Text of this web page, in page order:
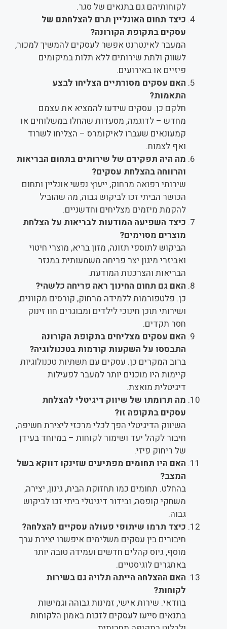
לקוחותיהם גם בתנאים של סגר.
כיצד תחום האונליין תרם להצלחתם של
עסקים בתקופת הקורונה?
המעבר לאינטרנט אפשר לעסקים להמשיך למכור,
לשווק ולתת שירותים ללא תלות במיקומים
פיזיים או באירועים.
האם עסקים מסורתיים הצליחו לבצע
התאמות?
חלקם כן. עסקים שידעו להמציא את עצמם
מחדש – לדוגמה, מסעדות שהחלו במשלוחים או
קמעונאים שעברו לאיקומרס – הצליחו לשרוד
ואף לצמוח.
מה היה תפקידם של שירותים בתחום הבריאות
והרווחה בהצלחת עסקים?
שירותי רפואה מרחוק, ייעוץ נפשי אונליין ותחום
הכושר הביתי זכו לביקוש גבוה, מה שהוביל
להקמת מיזמים מצליחים וחדשניים.
כיצד השפיעה המודעות לבריאות על הצלחת
מוצרים מסוימים?
הביקוש לתוספי תזונה, מזון בריא, מוצרי חיטוי
ואביזרי מיגון יצר פריחה משמעותית במגזר
הבריאות והצרכנות המודעת.
האם גם תחום החינוך ראה פריחה כלשהי?
כן. פלטפורמות ללמידה מרחוק, קורסים מקוונים,
ושירותי תוכן חינוכי לילדים ומבוגרים חוו זינוק
חסר תקדים.
האם עסקים מצליחים בתקופת הקורונה
התבססו על השקעות קודמות בטכנולוגיה?
ברוב המקרים כן. עסקים עם תשתיות טכנולוגיות
קיימות היו מוכנים יותר למעבר לפעילות
דיגיטלית מואצת.
מה תרומתו של שיווק דיגיטלי להצלחת
עסקים בתקופה זו?
השיווק הדיגיטלי הפך לכלי מרכזי ליצירת חשיפה,
חיבור לקהל יעד ושימור לקוחות – במיוחד בעידן
של ריחוק פיזי.
האם היו תחומים מפתיעים שזינקו דווקא בשל
המצב?
בהחלט. תחומים כמו תחזוקת הבית, גינון, יצירה,
משחקי קופסה, ובידור דיגיטלי ביתי זכו לביקוש
גבוה.
כיצד תרמו שיתופי פעולה עסקיים להצלחה?
חיבורים בין עסקים משלימים איפשרו יצירת ערך
מוסף, גיוס קהלים חדשים ועמידה טובה יותר
באתגרים לוגיסטיים.
האם ההצלחה הייתה תלויה גם בשירות
לקוחות?
בוודאי. שירות אישי, זמינות גבוהה וגמישות
בתנאים סייעו לעסקים לזכות באמון הלקוחות